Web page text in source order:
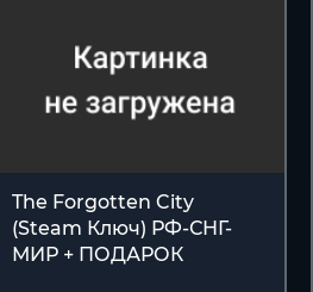
The Forgotten City
(Steam Ключ) РФ-СНГ-
МИР + ПОДАРОК